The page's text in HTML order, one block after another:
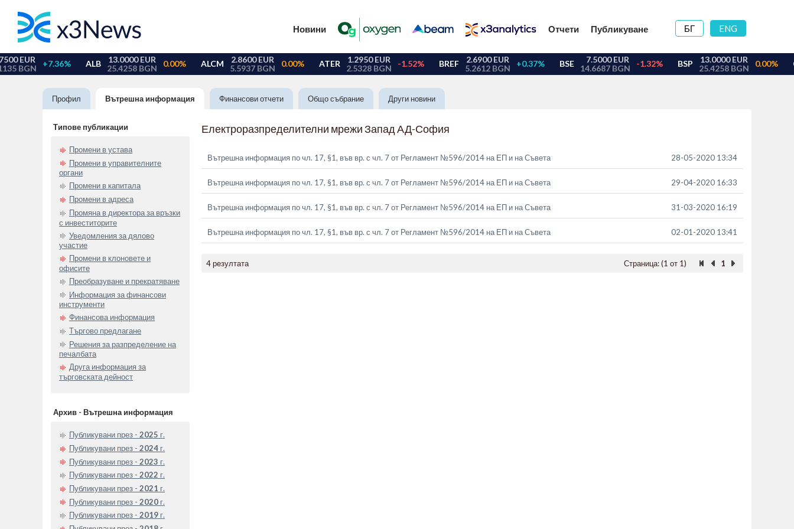
БГ ENG
Новини Отчети Публикуване
Профил Вътрешна информация Финансови отчети Общо събрание Други новини
Типове публикации
Промени в устава
Промени в управителните
органи
Промени в капитала
Промени в адреса
Промяна в директора за връзки
с инвеститорите
Уведомления за дялово
участие
Промени в клоновете и
офисите
Преобразуване и прекратяване
Информация за финансови
инструменти
Финансова информация
Търгово предлагане
Решения за разпределение на
печалбата
Друга информация за
търговската дейност
Архив - Вътрешна информация
Публикувани през - 2025 г.
Публикувани през - 2024 г.
Публикувани през - 2023 г.
Публикувани през - 2022 г.
Публикувани през - 2021 г.
Публикувани през - 2020 г.
Публикувани през - 2019 г.
Електроразпределителни мрежи Запад АД-София
Вътрешна информация по чл. 17, §1, във вр. с чл. 7 от Регламент №596/2014 на ЕП и на Съвета 28-05-2020 13:34
Вътрешна информация по чл. 17, §1, във вр. с чл. 7 от Регламент №596/2014 на ЕП и на Съвета 29-04-2020 16:33
Вътрешна информация по чл. 17, §1, във вр. с чл. 7 от Регламент №596/2014 на ЕП и на Съвета 31-03-2020 16:19
Вътрешна информация по чл. 17, §1, във вр. с чл. 7 от Регламент №596/2014 на ЕП и на Съвета 02-01-2020 13:41
4 резултата Страница: (1 от 1) 1